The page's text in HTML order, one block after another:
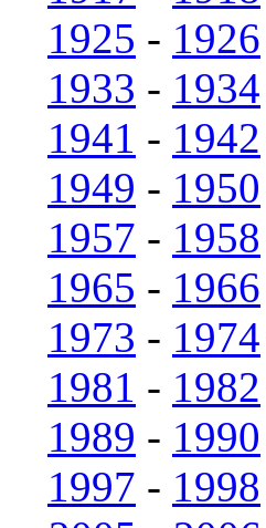
1925 - 1926
1933 - 1934
1941 - 1942
1949 - 1950
1957 - 1958
1965 - 1966
1973 - 1974
1981 - 1982
1989 - 1990
1997 - 1998